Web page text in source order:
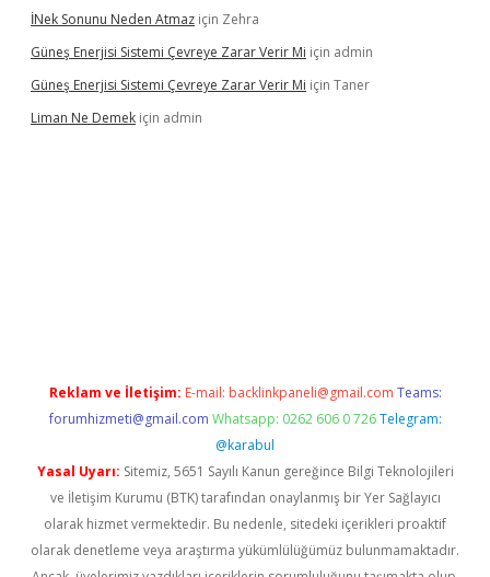
İNek Sonunu Neden Atmaz için Zehra
Güneş Enerjisi Sistemi Çevreye Zarar Verir Mi için admin
Güneş Enerjisi Sistemi Çevreye Zarar Verir Mi için Taner
Liman Ne Demek için admin
Reklam ve İletişim: E-mail: backlinkpaneli@gmail.com Teams:
forumhizmeti@gmail.com Whatsapp: 0262 606 0 726 Telegram:
@karabul
Yasal Uyarı: Sitemiz, 5651 Sayılı Kanun gereğince Bilgi Teknolojileri
ve İletişim Kurumu (BTK) tarafından onaylanmış bir Yer Sağlayıcı
olarak hizmet vermektedir. Bu nedenle, sitedeki içerikleri proaktif
olarak denetleme veya araştırma yükümlülüğümüz bulunmamaktadır.